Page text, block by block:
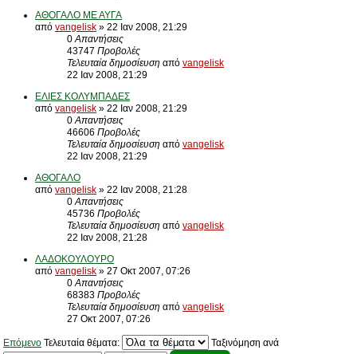
ΑΘΟΓΑΛΟ ΜΕ ΑΥΓΑ
από vangelisk » 22 Ιαν 2008, 21:29
0Απαντήσεις
43747 Προβολές
Τελευταία δημοσίευση από vangelisk
22 Ιαν 2008, 21:29
ΕΛΙΕΣ ΚΟΛΥΜΠΑΔΕΣ
από vangelisk » 22 Ιαν 2008, 21:29
0Απαντήσεις
46606 Προβολές
Τελευταία δημοσίευση από vangelisk
22 Ιαν 2008, 21:29
ΑΘΟΓΑΛΟ
από vangelisk » 22 Ιαν 2008, 21:28
0Απαντήσεις
45736 Προβολές
Τελευταία δημοσίευση από vangelisk
22 Ιαν 2008, 21:28
ΛΑΔΟΚΟΥΛΟΥΡΟ
από vangelisk » 27 Οκτ 2007, 07:26
0Απαντήσεις
68383 Προβολές
Τελευταία δημοσίευση από vangelisk
27 Οκτ 2007, 07:26
Επόμενο Τελευταία θέματα: Ταξινόμηση ανά